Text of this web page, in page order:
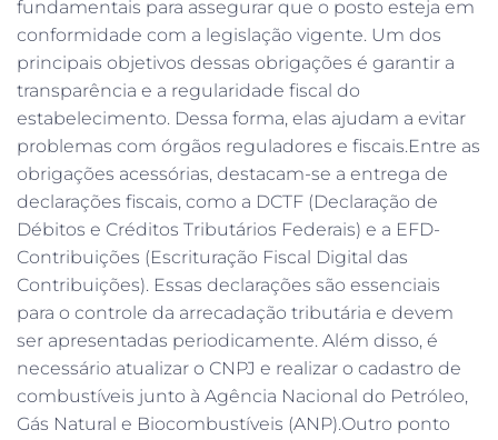
fundamentais para assegurar que o posto esteja em
conformidade com a legislação vigente. Um dos
principais objetivos dessas obrigações é garantir a
transparência e a regularidade fiscal do
estabelecimento. Dessa forma, elas ajudam a evitar
problemas com órgãos reguladores e fiscais.Entre as
obrigações acessórias, destacam-se a entrega de
declarações fiscais, como a DCTF (Declaração de
Débitos e Créditos Tributários Federais) e a EFD-
Contribuições (Escrituração Fiscal Digital das
Contribuições). Essas declarações são essenciais
para o controle da arrecadação tributária e devem
ser apresentadas periodicamente. Além disso, é
necessário atualizar o CNPJ e realizar o cadastro de
combustíveis junto à Agência Nacional do Petróleo,
Gás Natural e Biocombustíveis (ANP).Outro ponto